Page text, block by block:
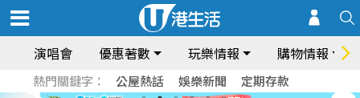
演唱會 優惠著數 玩樂情報 購物情報
熱門關鍵字： 公屋熱話 娛樂新聞 定期存款